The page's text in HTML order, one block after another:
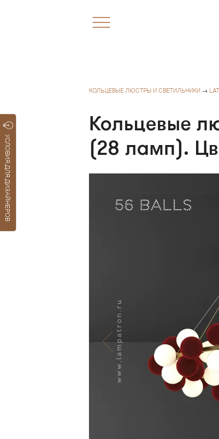
УСЛОВИЯ ДЛЯ ДИЗАЙНЕРОВ
КОЛЬЦЕВЫЕ ЛЮСТРЫ И СВЕТИЛЬНИКИ →
Кольцевые
(28 ламп).